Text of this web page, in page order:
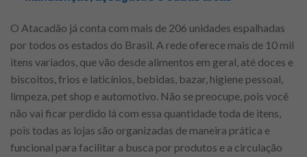
O Atacadão já conta com mais de 206 unidades espalhadas
por todos os estados do Brasil. A rede oferece mais de 10 mil
itens variados, que vão desde alimentos em geral, até doces e
biscoitos, frios e laticínios, bebidas, bazar, higiene pessoal,
limpeza, pet shop e automotivo. Não se preocupe, pois você
não vai ficar perdido lá com essa quantidade toda de itens,
pois todas as lojas são organizadas de maneira prática e
funcional para facilitar a busca por produtos e a circulação